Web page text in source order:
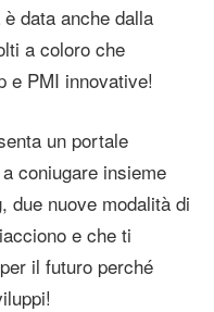
data anche dalla
a coloro che
e PMI innovative!
un portale
coniugare insieme
due nuove modalità di
e che ti
il futuro perché